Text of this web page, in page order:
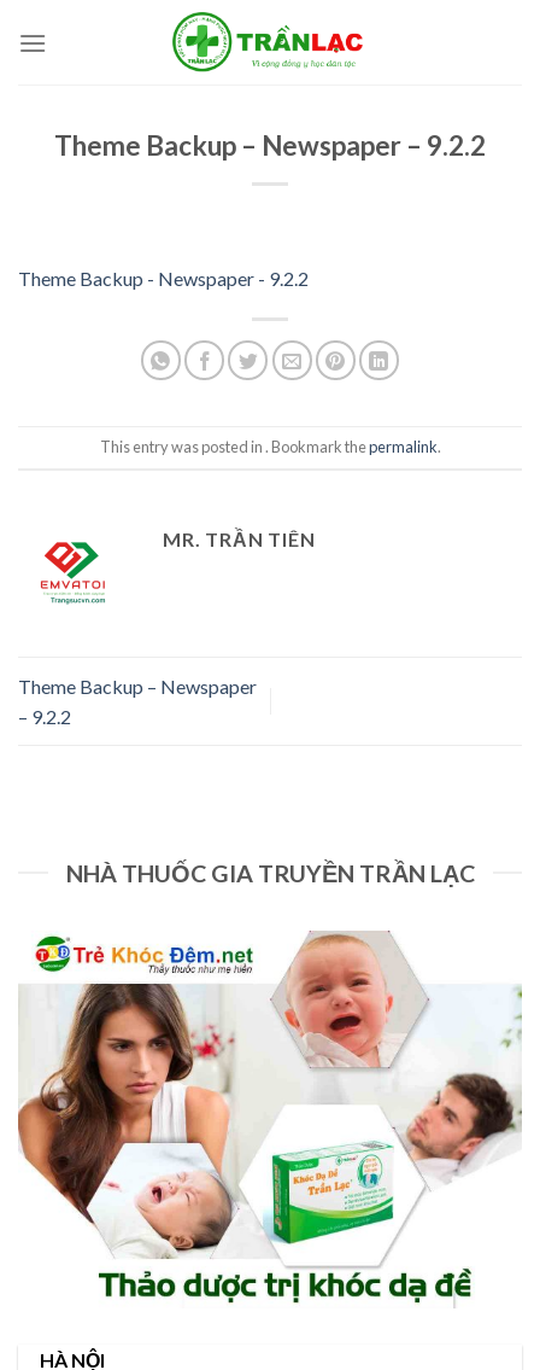
Theme Backup – Newspaper – 9.2.2
Theme Backup - Newspaper - 9.2.2
This entry was posted in . Bookmark thepermalink.
MR. TRẦN TIÊN
Theme Backup – Newspaper
– 9.2.2
NHÀ THUỐC GIA TRUYỀN TRẦN LẠC
HÀ NỘI